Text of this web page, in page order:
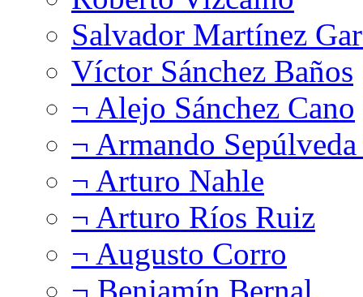
Salvador Martínez
Víctor Sánchez Baños
¬ Alejo Sánchez Cano
¬ Armando
¬ Arturo Nahle
¬ Arturo Ríos Ruiz
¬ Augusto Corro
¬ Benjamín Bernal